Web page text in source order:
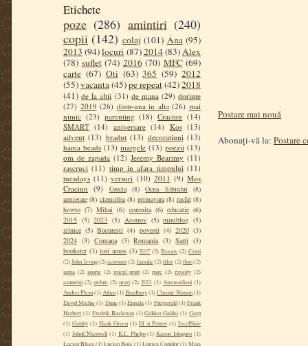
Etichete
poze (286) amintiri (240)
copii (142) colaj (101) Ana (95)
2013 (94)locuri (87)2014(83)Alex
(78) suflet (74) 2016 (70) MFC (69)
carte (67) Oti (63) 365 (59) 2012
(55)vacanta(45)pe repeat(42)2018
(41) de la altii (31) de mana (29) dorinte
(27) 2019 (26) dintr-una in alta (26) mai
nimic (23) parenting (18) Craciun (14)
SMART (14) aniversare (14) Kos (13)
advent (13) bradut (13) decoratiuni (13)
hama beads (13) margele (13) poezii (13)
om de zapada (12) Jeremy Bearimy (11)
rascruci (11) timp in afara timpului (11)
tuesdays (11) versuri (10) 2011 (9) Mos
Craciun
(9) Grecia (8) Ocna Sibiului
(8)
anxietate (8) cizmulita (8) primavara (8) rasfat (8)
howto (7) Mihai (6) coronita (6) educatie (6)
2015 (5) 2023 (5) Asimov (5) miniblog (5)
zilnice (5) Bucuresti (4) povesti (4) 2020 (3)
2024 (3) Comana (3) Romania (3) Sarti (3)
bookster (3) tori amos (3) 2017 (2) Brasov (2) Cristi
(2)John Irving (2)activism (2) familie(2)film (2) flori(2)
iarna (2) istorie (2) micul print (2) parc (2) ravelry (2)
santorini (2) stelute (2) urari (2) 2021 (1) Ammouliani (1)
Andrei Plesu(1)Athos(1)Bradbury(1)Christie Watson(1)
David Michie (1) Dune(1)Enisala (1) Fitzgerald(1)Frank
Herbert (1) Fredrik Backman (1) Galileo Galilei (1) Garp
(1) Gatsby (1) Hank Green (1) Ilf si Petrov (1) IvcelNaiv
(1) JohnCMaxwell (1) K.L. Phelps (1) Kazuo Ishiguro (1)
Lucian Blaga(1)Lucian Boia (1)Lumea Copiilor(1)Maja
Postare mai nouă
Abonați-vă la: Postare